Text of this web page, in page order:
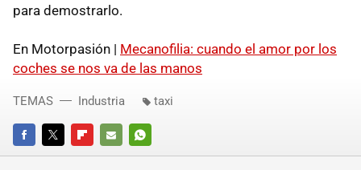
para demostrarlo.
En Motorpasión | Mecanofilia: cuando el amor por los
coches se nos va de las manos
FACEBOOKTWITTERFLIPBOARD
E-
WHATSAPP
TEMAS Industria taxi